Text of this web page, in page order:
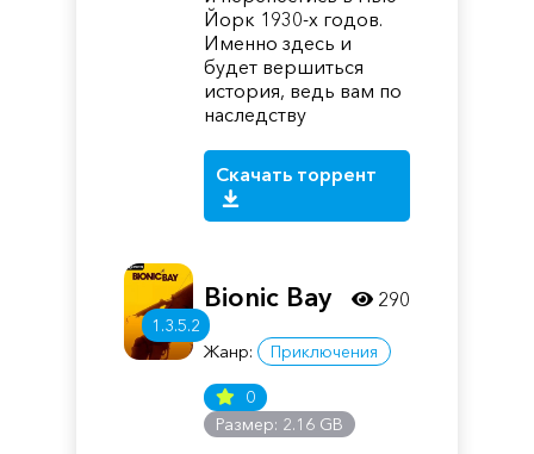
Йорк 1930-х годов.
Именно здесь и
будет вершиться
история, ведь вам по
наследству
Скачать торрент
1.3.5.2
Bionic Bay
Жанр: Приключения
0
Размер: 2.16 GB
290